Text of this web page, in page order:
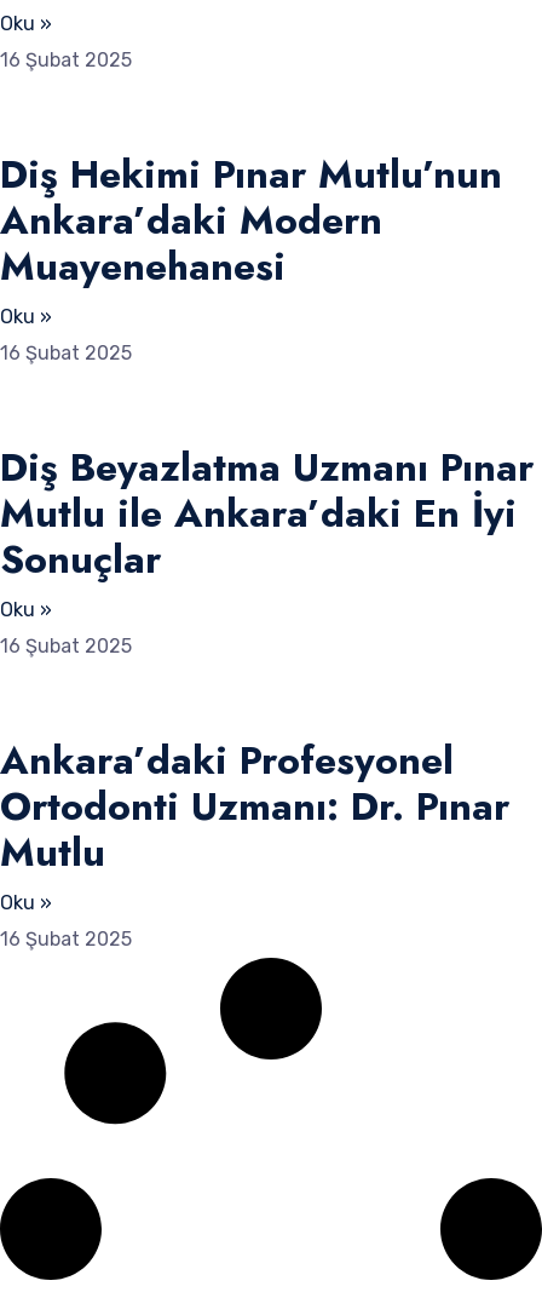
Oku »
16 Şubat 2025
Diş Hekimi Pınar Mutlu’nun
Ankara’daki Modern
Muayenehanesi
Oku »
16 Şubat 2025
Diş Beyazlatma Uzmanı Pınar
Mutlu ile Ankara’daki En İyi
Sonuçlar
Oku »
16 Şubat 2025
Ankara’daki Profesyonel
Ortodonti Uzmanı: Dr. Pınar
Mutlu
Oku »
16 Şubat 2025